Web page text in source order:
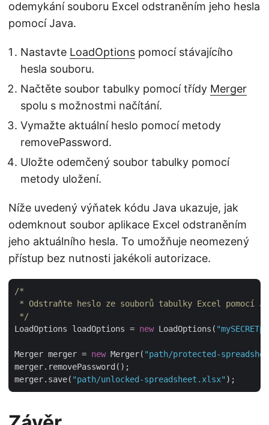
odemykání souboru Excel odstraněním jeho hesla
pomocí Java.
Nastavte LoadOptions pomocí stávajícího
hesla souboru.
Načtěte soubor tabulky pomocí třídy Merger
spolu s možnostmi načítání.
Vymažte aktuální heslo pomocí metody
removePassword.
Uložte odemčený soubor tabulky pomocí
metody uložení.
Níže uvedený výňatek kódu Java ukazuje, jak
odemknout soubor aplikace Excel odstraněním
jeho aktuálního hesla. To umožňuje neomezený
přístup bez nutnosti jakékoli autorizace.
/*
* Odstraňte heslo ze souborů tabulky Excel pomocí
*/
LoadOptions loadOptions = new LoadOptions(
Merger merger = new Merger( "path/protected-
merger.removePassword();
merger.save( "path/unlocked-spreadsheet.xlsx"